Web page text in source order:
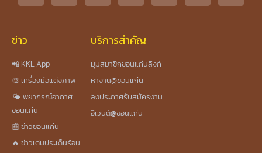
ข่าว
📲 KKL App
🎨 เครื่องมือแต่งภาพ
🌤️ พยากรณ์อากาศ
ขอนแก่น
📰 ข่าวขอนแก่น
🔥 ข่าวเด่นประเด็นร้อน
บริการสำคัญ
มุมสมาชิกขอนแก่นลิงก์
หางาน@ขอนแก่น
ลงประกาศรับสมัครงาน
อีเวนต์@ขอนแก่น